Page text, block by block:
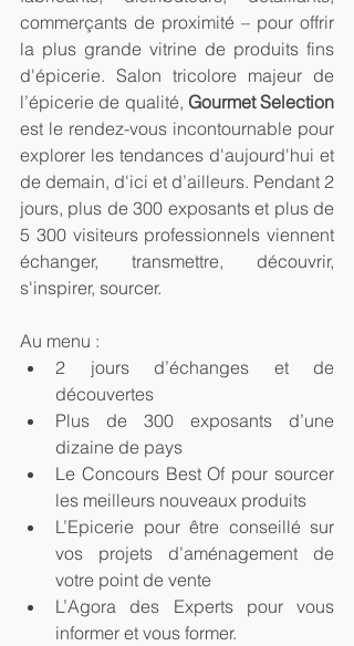
commerçants de proximité – pour offrir
la plus grande vitrine de produits fins
d'épicerie. Salon tricolore majeur de
l’épicerie de qualité, Gourmet Selection
est le rendez-vous incontournable pour
explorer les tendances d'aujourd'hui et
de demain, d'ici et d’ailleurs. Pendant 2
jours, plus de 300 exposants et plus de
5 300 visiteurs professionnels viennent
échanger, transmettre, découvrir,
s'inspirer, sourcer.
Au menu :
2 jours d’échanges et de
découvertes
Plus de 300 exposants d’une
dizaine de pays
Le Concours Best Of pour sourcer
les meilleurs nouveaux produits
L’Epicerie pour être conseillé sur
vos projets d’aménagement de
votre point de vente
L’Agora des Experts pour vous
informer et vous former.